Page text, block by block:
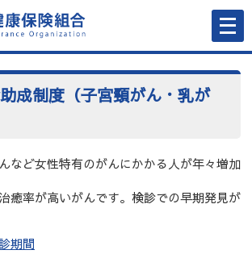
メ
ニ
ュ
ー
開
成制度（子宮頸がん・乳が
など女性特有のがんにかかる人が年々増加
癒率が高いがんです。検診での早期発見が
期間